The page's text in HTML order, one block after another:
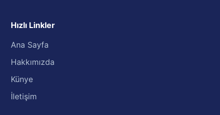
Hızlı Linkler
Ana Sayfa
Hakkımızda
Künye
İletişim